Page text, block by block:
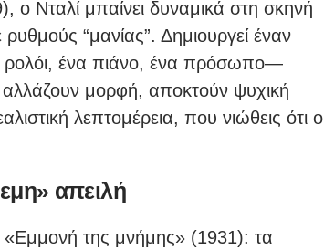
ο Νταλί μπαίνει δυναμικά στη σκηνή
“μανίας”. Δημιουργεί έναν
ρολόι, ένα πιάνο, ένα πρόσωπο—
μορφή, αποκτούν ψυχική
λεπτομέρεια, που νιώθεις ότι ο
απειλή
«Εμμονή της μνήμης» (1931): τα